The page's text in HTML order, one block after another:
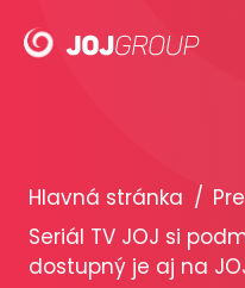
Brandy
Produkty
Hlavná stránka /
Seriál TV JOJ si
dostupný je aj na